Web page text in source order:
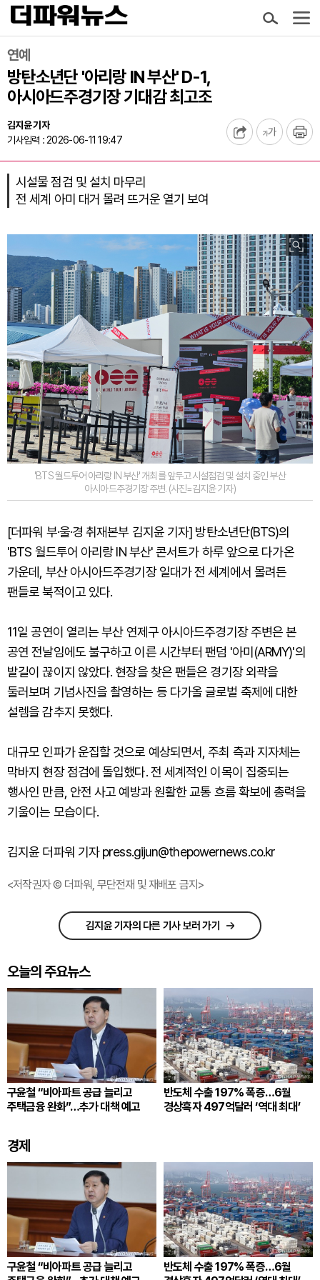
연예
방탄소년단 '아리랑 IN 부산' D-1,
아시아드주경기장 기대감 최고조
김지윤 기자
기사입력 : 2026-06-11 19:47
시설물 점검 및 설치 마무리
전 세계 아미 대거 몰려 뜨거운 열기 보여
'BTS 월드투어 아리랑 IN 부산' 개최를 앞두고 시설점검 및 설치 중인 부산
아시아드주경기장 주변. (사진=김지윤 기자)
[더파워 부·울·경 취재본부 김지윤 기자] 방탄소년단(BTS)의
'BTS 월드투어 아리랑 IN 부산' 콘서트가 하루 앞으로 다가온
가운데, 부산 아시아드주경기장 일대가 전 세계에서 몰려든
팬들로 북적이고 있다.
11일 공연이 열리는 부산 연제구 아시아드주경기장 주변은 본
공연 전날임에도 불구하고 이른 시간부터 팬덤 '아미(ARMY)'의
발길이 끊이지 않았다. 현장을 찾은 팬들은 경기장 외곽을
둘러보며 기념사진을 촬영하는 등 다가올 글로벌 축제에 대한
설렘을 감추지 못했다.
대규모 인파가 운집할 것으로 예상되면서, 주최 측과 지자체는
막바지 현장 점검에 돌입했다. 전 세계적인 이목이 집중되는
행사인 만큼, 안전 사고 예방과 원활한 교통 흐름 확보에 총력을
기울이는 모습이다.
김지윤 더파워 기자 press.gijun@thepowernews.co.kr
<저작권자 © 더파워, 무단전재 및 재배포 금지>
김지윤 기자의 다른 기사 보러 가기
오늘의 주요뉴스
구윤철 “비아파트 공급 늘리고
주택금융 완화”…추가 대책 예고
반도체 수출 197% 폭증…6월
경상흑자 497억달러 ‘역대 최대’
경제
구윤철 “비아파트 공급 늘리고
반도체 수출 197% 폭증…6월